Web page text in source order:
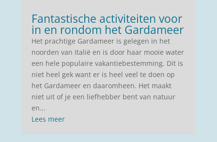
Fantastische activiteiten voor
in en rondom het Gardameer
Het prachtige Gardameer is gelegen in het
noorden van Italië en is door haar mooie water
een hele populaire vakantiebestemming. Dit is
niet heel gek want er is heel veel te doen op
het Gardameer en daaromheen. Het maakt
niet uit of je een liefhebber bent van natuur
en...
Lees meer